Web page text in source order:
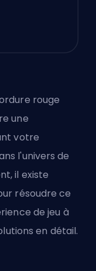
rouge
une
votre
l'univers de
il existe
résoudre ce
de jeu à
en détail.